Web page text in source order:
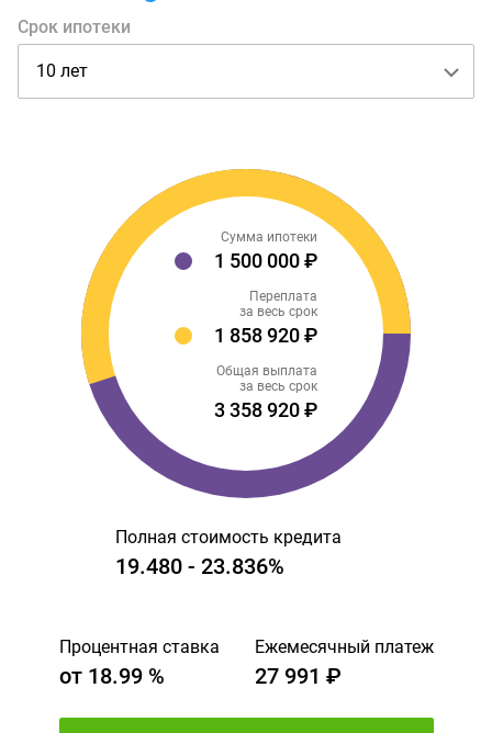
Срок ипотеки
Сумма ипотеки
1 500 000 ₽
Переплата
за весь срок
1 858 920 ₽
Общая выплата
за весь срок
3 358 920 ₽
Полная стоимость кредита
19.480 - 23.836%
Процентная ставка
от 18.99%
Ежемесячный платеж
27 991 ₽